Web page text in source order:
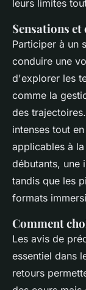
leurs limites
Sensations
Participer à un
conduire une
d'explorer les
comme la
des
intenses tout
applicables à
débutants, une
tandis que les
formats
Comment
Les avis de
essentiel dans
retours